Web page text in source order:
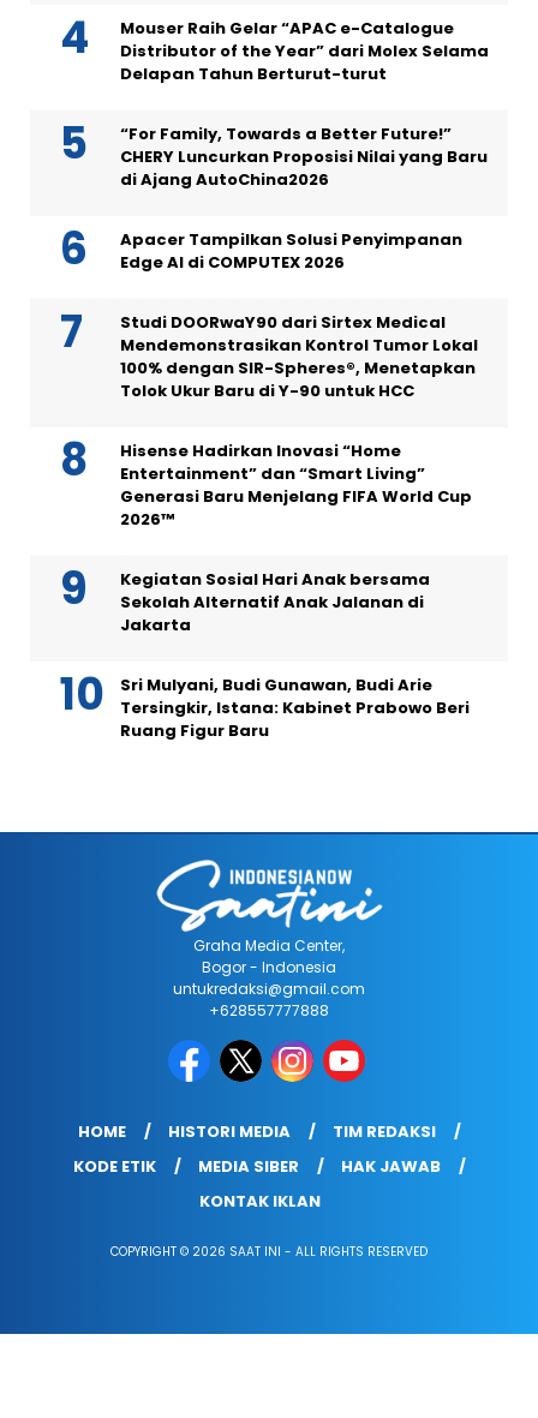
Mouser Raih Gelar “APAC e-Catalogue
Distributor of the Year” dari Molex Selama
Delapan Tahun Berturut-turut
“For Family, Towards a Better Future!”
CHERY Luncurkan Proposisi Nilai yang Baru
di Ajang AutoChina2026
Apacer Tampilkan Solusi Penyimpanan
Edge AI di COMPUTEX 2026
Studi DOORwaY90 dari Sirtex Medical
Mendemonstrasikan Kontrol Tumor Lokal
100% dengan SIR-Spheres®, Menetapkan
Tolok Ukur Baru di Y-90 untuk HCC
Hisense Hadirkan Inovasi “Home
Entertainment” dan “Smart Living”
Generasi Baru Menjelang FIFA World Cup
2026™
Kegiatan Sosial Hari Anak bersama
Sekolah Alternatif Anak Jalanan di
Jakarta
Sri Mulyani, Budi Gunawan, Budi Arie
Tersingkir, Istana: Kabinet Prabowo Beri
Ruang Figur Baru
Graha Media Center,
Bogor - Indonesia
untukredaksi@gmail.com
+628557777888
HOME HISTORI MEDIA
TIM REDAKSI
KODE ETIK
MEDIA SIBER
HAK JAWAB
KONTAK IKLAN
COPYRIGHT © 2026 SAAT INI - ALL RIGHTS RESERVED